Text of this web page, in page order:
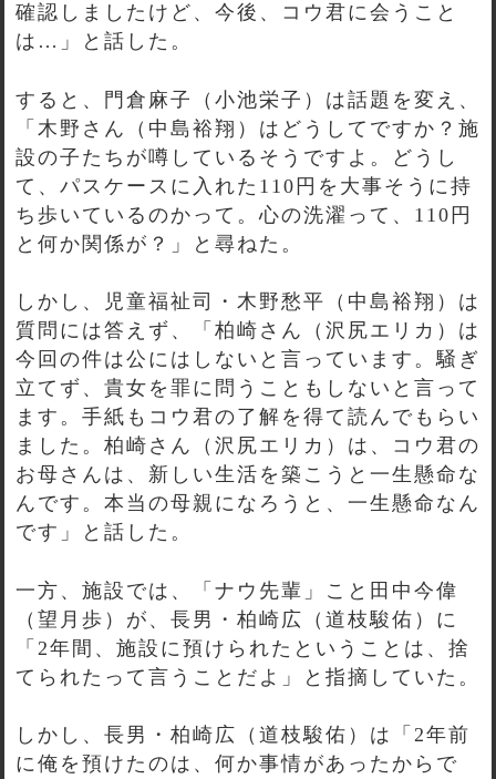
確認しましたけど、今後、コウ君に会うこと
は…」と話した。
すると、門倉麻子（小池栄子）は話題を変え、
「木野さん（中島裕翔）はどうしてですか？施
設の子たちが噂しているそうですよ。どうし
て、パスケースに入れた110円を大事そうに持
ち歩いているのかって。心の洗濯って、110円
と何か関係が？」と尋ねた。
しかし、児童福祉司・木野愁平（中島裕翔）は
質問には答えず、「柏崎さん（沢尻エリカ）は
今回の件は公にはしないと言っています。騒ぎ
立てず、貴女を罪に問うこともしないと言って
ます。手紙もコウ君の了解を得て読んでもらい
ました。柏崎さん（沢尻エリカ）は、コウ君の
お母さんは、新しい生活を築こうと一生懸命な
んです。本当の母親になろうと、一生懸命なん
です」と話した。
一方、施設では、「ナウ先輩」こと田中今偉
（望月歩）が、長男・柏崎広（道枝駿佑）に
「2年間、施設に預けられたということは、捨
てられたって言うことだよ」と指摘していた。
しかし、長男・柏崎広（道枝駿佑）は「2年前
に俺を預けたのは、何か事情があったからで